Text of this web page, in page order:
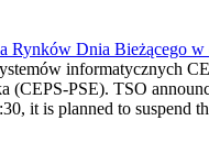
Rynków Dnia Bieżącego
informatycznych
PSE). TSO
it is planned to suspend